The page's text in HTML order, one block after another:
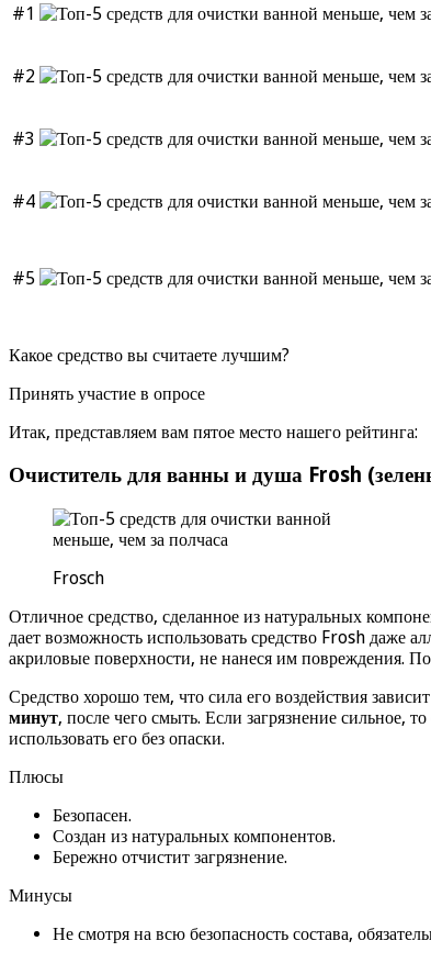
#1
#2
#3
#4
#5
Какое средство вы считаете лучшим?
Принять участие в опросе
Итак, представляем вам пятое место нашего рейтинга:
Очиститель для ванны и душа Frosh
Frosch
Отличное средство, сделанное из натуральных
дает возможность использовать средство Frosh даже
акриловые поверхности, не нанеся им повреждения.
Средство хорошо тем, что сила его воздействия
минут, после чего смыть. Если загрязнение сильное,
использовать его без опаски.
Плюсы
Безопасен.
Создан из натуральных компонентов.
Бережно отчистит загрязнение.
Минусы
Не смотря на всю безопасность состава,